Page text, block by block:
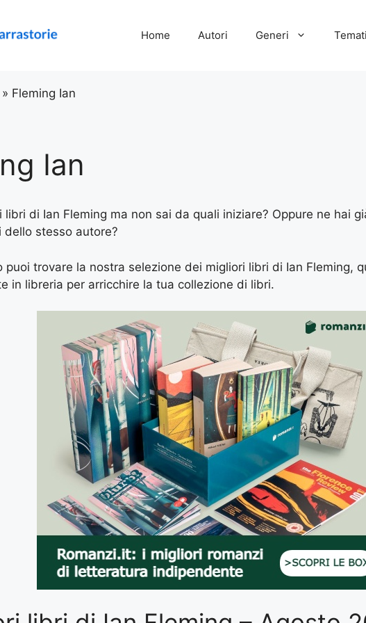
Home Autori Generi
» Fleming Ian
Ian
libri di Ian Fleming ma non sai da quali iniziare? Oppure ne hai
dello stesso autore?
puoi trovare la nostra selezione dei migliori libri di Ian Fleming,
in libreria per arricchire la tua collezione di libri.